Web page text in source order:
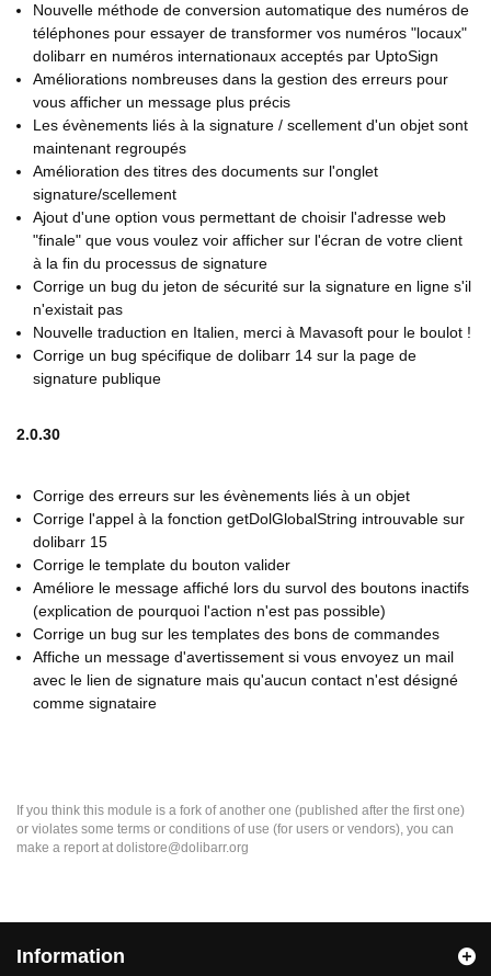
Nouvelle méthode de conversion automatique des numéros de
téléphones pour essayer de transformer vos numéros "locaux"
dolibarr en numéros internationaux acceptés par UptoSign
Améliorations nombreuses dans la gestion des erreurs pour
vous afficher un message plus précis
Les évènements liés à la signature / scellement d'un objet sont
maintenant regroupés
Amélioration des titres des documents sur l'onglet
signature/scellement
Ajout d'une option vous permettant de choisir l'adresse web
"finale" que vous voulez voir afficher sur l'écran de votre client
à la fin du processus de signature
Corrige un bug du jeton de sécurité sur la signature en ligne s'il
n'existait pas
Nouvelle traduction en Italien, merci à Mavasoft pour le boulot !
Corrige un bug spécifique de dolibarr 14 sur la page de
signature publique
2.0.30
Corrige des erreurs sur les évènements liés à un objet
Corrige l'appel à la fonction getDolGlobalString introuvable sur
dolibarr 15
Corrige le template du bouton valider
Améliore le message affiché lors du survol des boutons inactifs
(explication de pourquoi l'action n'est pas possible)
Corrige un bug sur les templates des bons de commandes
Affiche un message d'avertissement si vous envoyez un mail
avec le lien de signature mais qu'aucun contact n'est désigné
comme signataire
If you think this module is a fork of another one (published after the first one)
or violates some terms or conditions of use (for users or vendors), you can
make a report at dolistore@dolibarr.org
Information